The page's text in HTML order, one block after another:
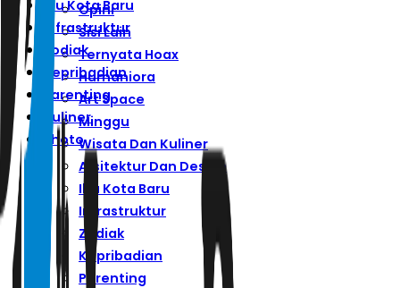
Ibu Kota Baru
Infrastruktur
Zodiak
Kepribadian
Parenting
Kuliner
Photo
Opini
Sisi Lain
Ternyata Hoax
Humaniora
Art Space
Minggu
Wisata Dan Kuliner
Arsitektur Dan Desain
Ibu Kota Baru
Infrastruktur
Zodiak
Kepribadian
Parenting